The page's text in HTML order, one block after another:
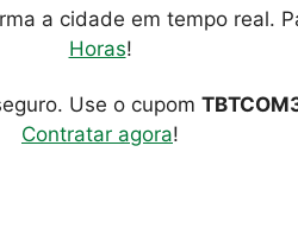
a cidade em tempo real.
Horas!
Use o cupom
Contratar agora!